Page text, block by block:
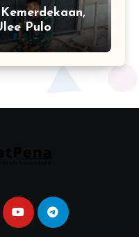
Pulo